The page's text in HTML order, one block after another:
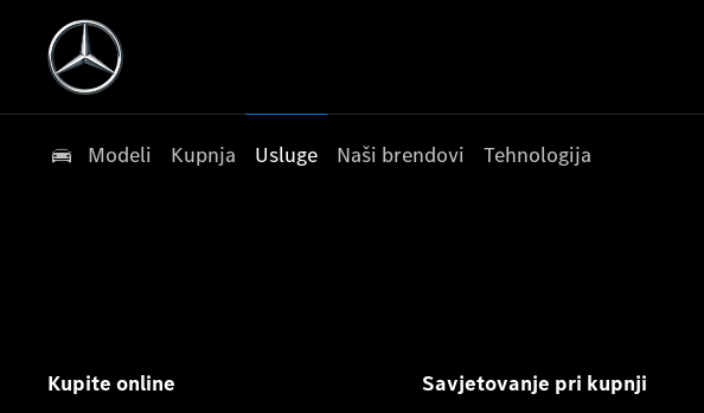
Modeli Kupnja Usluge Naši brendovi Tehnologija
Kupite online Savjetovanje pri kupnji